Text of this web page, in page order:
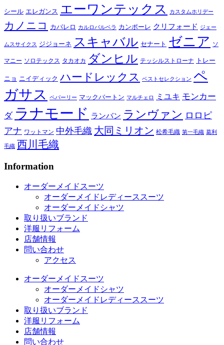
シール エレガンス エーワンテックス カスタムホリデー
カノニコ カバレロ カルロバルベラ カンポーレ クリフォード ジェー
ムスサイクス ジジョーネ スキャバル セナート ゼニア ソ
マニー ソロテックス タカオカ ダンヒル テッシルストローナ トレー
ニョ ニイディック ハードレックス ベストセレクション ペ
ガサス
ペパーリー マックバートン マルチェロ ミユキ モンカー
ダ ラナモード ランバン ランヴァン ロロピ
アナ ワットマン 中外毛織 大同ミリオン 松希毛織 第一毛織 葛利
毛織 西川毛織
Information
オーダーメイドスーツ
オーダーメイドレディーススーツ
オーダーメイドシャツ
取り扱いブランド
洋服リフォーム
店舗情報
問い合わせ
アクセス
オーダーメイドスーツ
オーダーメイドシャツ
オーダーメイドレディーススーツ
取り扱いブランド
洋服リフォーム
店舗情報
問い合わせ